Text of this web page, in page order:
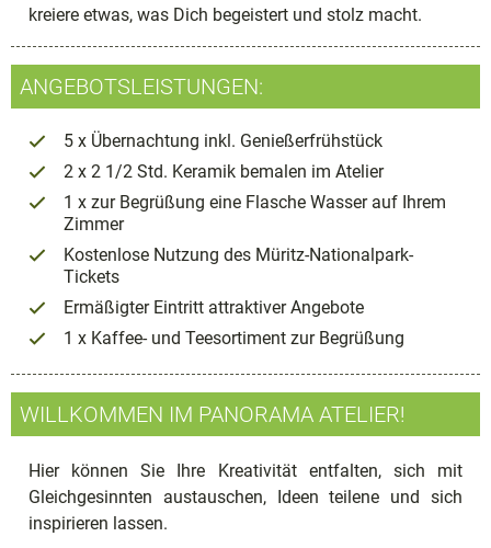
kreiere etwas, was Dich begeistert und stolz macht.
ANGEBOTSLEISTUNGEN:
5 x Übernachtung inkl. Genießerfrühstück
2 x 2 1/2 Std. Keramik bemalen im Atelier
1 x zur Begrüßung eine Flasche Wasser auf Ihrem
Zimmer
Kostenlose Nutzung des Müritz-Nationalpark-
Tickets
Ermäßigter Eintritt attraktiver Angebote
1 x Kaffee- und Teesortiment zur Begrüßung
WILLKOMMEN IM PANORAMA ATELIER!
Hier können Sie Ihre Kreativität entfalten, sich mit
Gleichgesinnten austauschen, Ideen teilene und sich
inspirieren lassen.